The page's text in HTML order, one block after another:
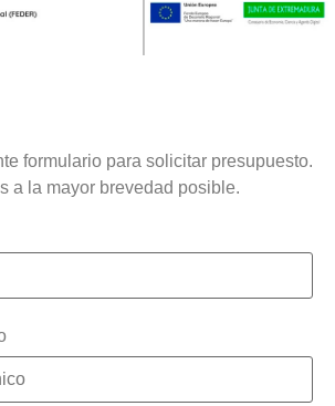
formulario para solicitar presupuesto.
a la mayor brevedad posible.